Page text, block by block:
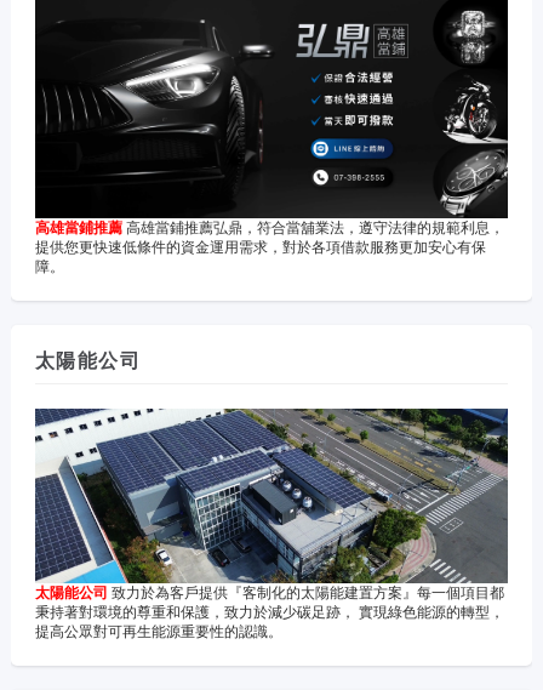
高雄當鋪推薦高雄當鋪推薦弘鼎，符合當舖業法，遵守法律的規範利息，
提供您更快速低條件的資金運用需求，對於各項借款服務更加安心有保
障。
太陽能公司
太陽能公司 致力於為客戶提供『客制化的太陽能建置方案』每一個項目都
秉持著對環境的尊重和保護，致力於減少碳足跡， 實現綠色能源的轉型，
提高公眾對可再生能源重要性的認識。